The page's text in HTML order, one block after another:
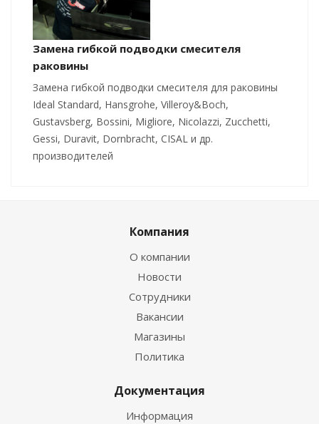
Замена гибкой подводки смесителя
раковины
Замена гибкой подводки смесителя для раковины
Ideal Standard, Hansgrohe, Villeroy&Boch,
Gustavsberg, Bossini, Migliore, Nicolazzi, Zucchetti,
Gessi, Duravit, Dornbracht, CISAL и др.
производителей
Компания
О компании
Новости
Сотрудники
Вакансии
Магазины
Политика
Документация
Информация